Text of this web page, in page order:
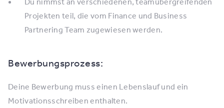
Projekten teil, die vom Finance und Business
Partnering Team zugewiesen werden.
Bewerbungsprozess:
Deine Bewerbung muss einen Lebenslauf und ein
Motivationsschreiben enthalten.